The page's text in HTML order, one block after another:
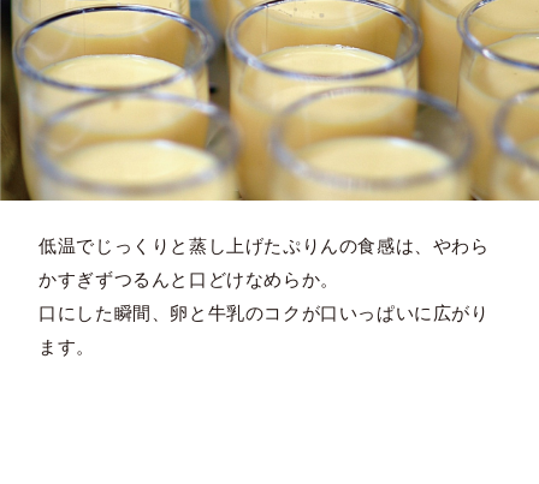
低温でじっくりと蒸し上げたぷりんの食感は、やわら
かすぎずつるんと口どけなめらか。
口にした瞬間、卵と牛乳のコクが口いっぱいに広がり
ます。